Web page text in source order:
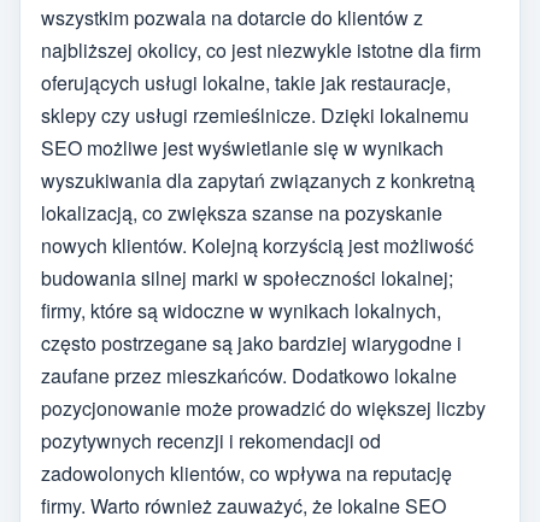
wszystkim pozwala na dotarcie do klientów z
najbliższej okolicy, co jest niezwykle istotne dla firm
oferujących usługi lokalne, takie jak restauracje,
sklepy czy usługi rzemieślnicze. Dzięki lokalnemu
SEO możliwe jest wyświetlanie się w wynikach
wyszukiwania dla zapytań związanych z konkretną
lokalizacją, co zwiększa szanse na pozyskanie
nowych klientów. Kolejną korzyścią jest możliwość
budowania silnej marki w społeczności lokalnej;
firmy, które są widoczne w wynikach lokalnych,
często postrzegane są jako bardziej wiarygodne i
zaufane przez mieszkańców. Dodatkowo lokalne
pozycjonowanie może prowadzić do większej liczby
pozytywnych recenzji i rekomendacji od
zadowolonych klientów, co wpływa na reputację
firmy. Warto również zauważyć, że lokalne SEO